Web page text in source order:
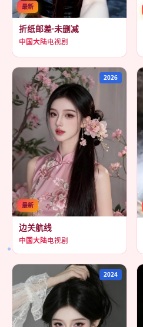
最新
折纸邮差·未删减
中国大陆电视剧
最新
2026
边关航线
中国大陆电视剧
2024